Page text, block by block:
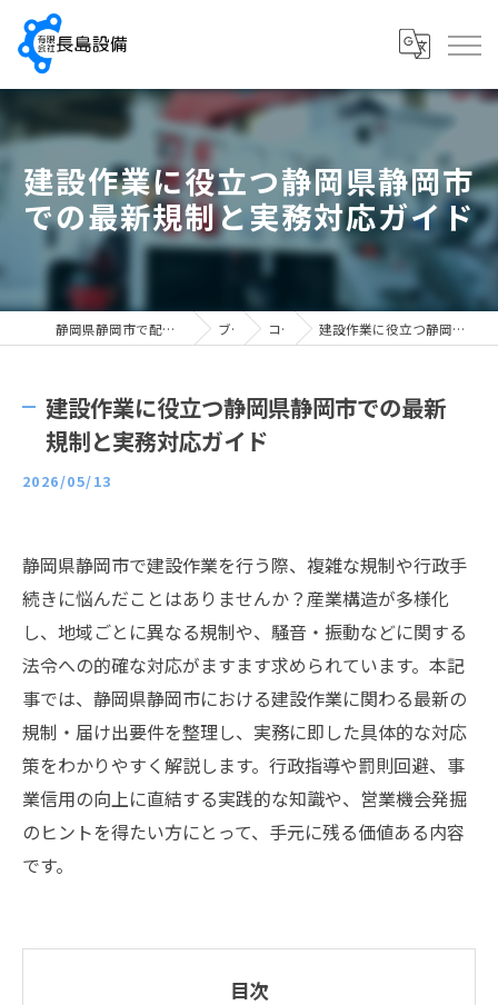
建設作業に役立つ静岡県静岡市
での最新規制と実務対応ガイド
静岡県静岡市で配管工の求人なら有限会社長島設備 ブログ コラム 建設作業に役立つ静岡県静岡市での最新規制と実務対応ガイド
建設作業に役立つ静岡県静岡市での最新
規制と実務対応ガイド
2026/05/13
静岡県静岡市で建設作業を行う際、複雑な規制や行政手
続きに悩んだことはありませんか？産業構造が多様化
し、地域ごとに異なる規制や、騒音・振動などに関する
法令への的確な対応がますます求められています。本記
事では、静岡県静岡市における建設作業に関わる最新の
規制・届け出要件を整理し、実務に即した具体的な対応
策をわかりやすく解説します。行政指導や罰則回避、事
業信用の向上に直結する実践的な知識や、営業機会発掘
のヒントを得たい方にとって、手元に残る価値ある内容
です。
目次